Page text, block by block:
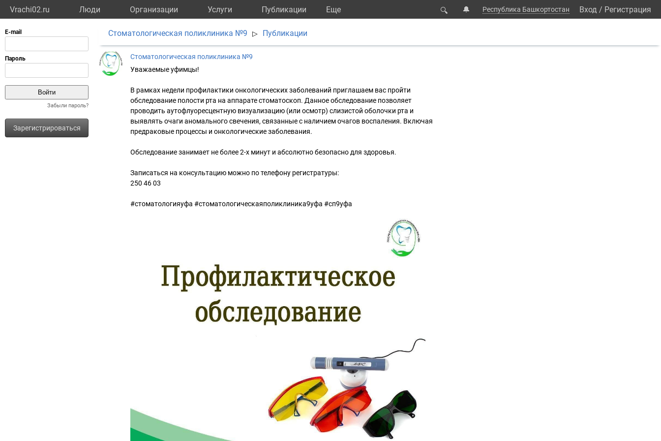
Vrachi02.ru Люди Организации Услуги Публикации Eще 🔍 🔔 Республика Башкортостан Вход / Регистрация
Забыли пароль?
Зарегистрироваться
Стоматологическая поликлиника №9 ▷ Публикации
Стоматологическая поликлиника №9
Уважаемые уфимцы!
В рамках недели профилактики онкологических заболеваний приглашаем вас пройти
обследование полости рта на аппарате стоматоскоп. Данное обследование позволяет
проводить аутофлуоресцентную визуализацию (или осмотр) слизистой оболочки рта и
выявлять очаги аномального свечения, связанные с наличием очагов воспаления. Включая
предраковые процессы и онкологические заболевания.
Обследование занимает не более 2-х минут и абсолютно безопасно для здоровья.
Записаться на консультацию можно по телефону регистратуры:
250 46 03
#стоматологияуфа #стоматологическаяполиклиника9уфа #сп9уфа